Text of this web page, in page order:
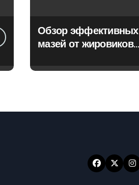
Обзор эффективных
мазей от жировиков
эффектом